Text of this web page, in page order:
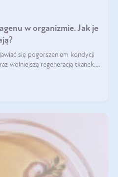
w organizmie. Jak je
się pogorszeniem kondycji
wolniejszą regeneracją tkanek.